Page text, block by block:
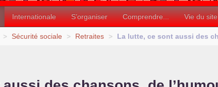
Internationale S’organiser Comprendre... Vie du site
> Sécurité sociale > Retraites > La lutte, ce sont aussi des